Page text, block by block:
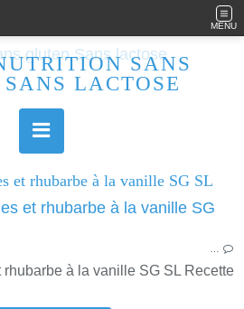
MENU
SANS
LACTOSE
et rhubarbe à la vanille SG SL
à la vanille SG SL Recette